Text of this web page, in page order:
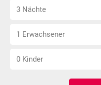
wählen
Anzahl
wählen
3 Nächte
Anzahl
wählen
1 Erwachsener
Anzahl
0 Kinder